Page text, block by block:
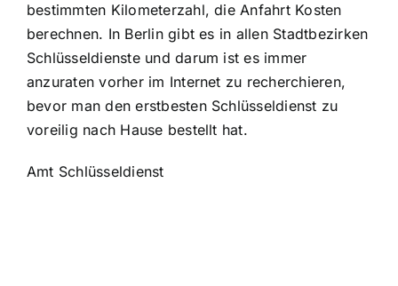
bestimmten Kilometerzahl, die Anfahrt Kosten
berechnen. In Berlin gibt es in allen Stadtbezirken
Schlüsseldienste und darum ist es immer
anzuraten vorher im Internet zu recherchieren,
bevor man den erstbesten Schlüsseldienst zu
voreilig nach Hause bestellt hat.
Amt Schlüsseldienst